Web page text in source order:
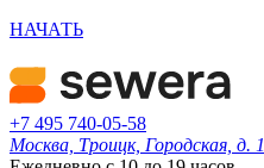
НАЧАТЬ
+7 495 740-05-58
Москва, Троицк, Городская, д. 1